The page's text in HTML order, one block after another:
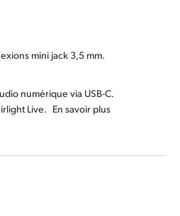
mini jack 3,5 mm.
numérique via USB-C.
Live. En savoir plus